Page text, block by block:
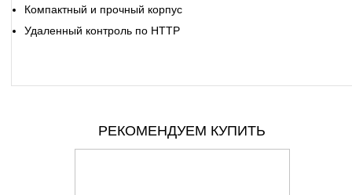
Компактный и прочный корпус
Удаленный контроль по HTTP
РЕКОМЕНДУЕМ КУПИТЬ